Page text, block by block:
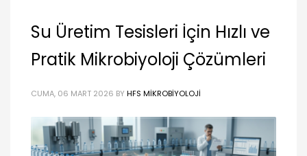
Su Üretim Tesisleri İçin Hızlı ve
Pratik Mikrobiyoloji Çözümleri
CUMA, 06 MART 2026 BY HFS MIKROBIYOLOJI